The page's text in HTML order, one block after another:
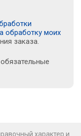
обработку моих
заказа.
характер и